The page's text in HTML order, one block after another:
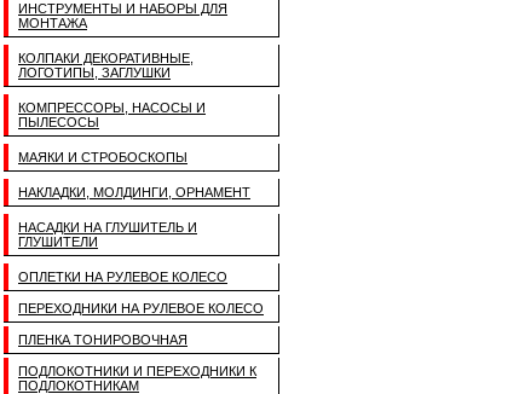
ИНСТРУМЕНТЫ И НАБОРЫ ДЛЯ
МОНТАЖА
КОЛПАКИ ДЕКОРАТИВНЫЕ,
ЛОГОТИПЫ, ЗАГЛУШКИ
КОМПРЕССОРЫ, НАСОСЫ И
ПЫЛЕСОСЫ
МАЯКИ И СТРОБОСКОПЫ
НАКЛАДКИ, МОЛДИНГИ, ОРНАМЕНТ
НАСАДКИ НА ГЛУШИТЕЛЬ И
ГЛУШИТЕЛИ
ОПЛЕТКИ НА РУЛЕВОЕ КОЛЕСО
ПЕРЕХОДНИКИ НА РУЛЕВОЕ КОЛЕСО
ПЛЕНКА ТОНИРОВОЧНАЯ
ПОДЛОКОТНИКИ И ПЕРЕХОДНИКИ К
ПОДЛОКОТНИКАМ